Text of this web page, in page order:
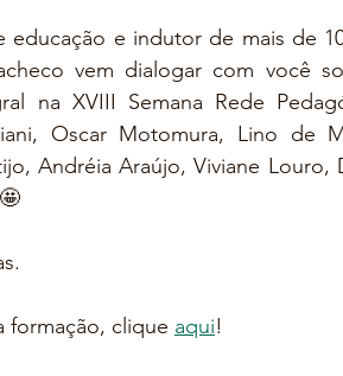
e indutor de mais de
vem dialogar com você
na XVIII Semana Rede
Oscar Motomura, Lino de
Andréia Araújo, Viviane Louro,
formação, clique aqui!